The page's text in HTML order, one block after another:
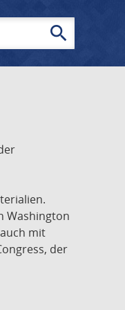
search
Washington
mit
der